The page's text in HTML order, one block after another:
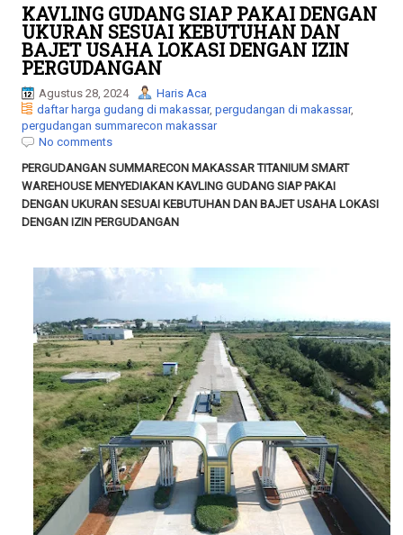
l
e
n
a
i
g
a
o
n
KAVLING GUDANG SIAP PAKAI DENGAN
UKURAN SESUAI KEBUTUHAN DAN
BAJET USAHA LOKASI DENGAN IZIN
PERGUDANGAN
Agustus 28, 2024
Haris Aca
daftar harga gudang di makassar, pergudangan di makassar,
pergudangan summarecon makassar
No comments
PERGUDANGAN SUMMARECON MAKASSAR TITANIUM SMART
WAREHOUSE MENYEDIAKAN KAVLING GUDANG SIAP PAKAI
DENGAN UKURAN SESUAI KEBUTUHAN DAN BAJET USAHA LOKASI
DENGAN IZIN PERGUDANGAN